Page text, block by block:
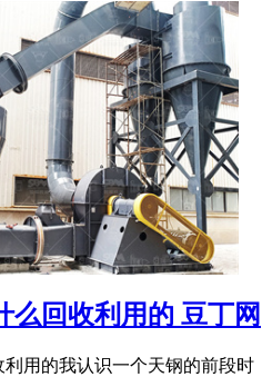
么回收利用的 豆丁网
用的我认识一个天钢的前段时